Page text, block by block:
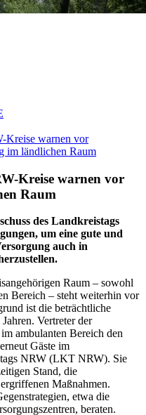
Kreise warnen vor
im ländlichen Raum
Kreise warnen vor
Raum
des Landkreistags
um eine gute und
auch in
Raum – sowohl
Bereich – steht weiterhin vor
ist die beträchtliche
Vertreter der
ambulanten Bereich den
Gäste im
NRW (LKT NRW). Sie
Stand, die
Maßnahmen.
etwa die
beraten.